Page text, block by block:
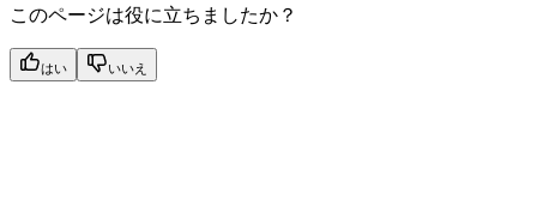
このページは役に立ちましたか？
はい いいえ